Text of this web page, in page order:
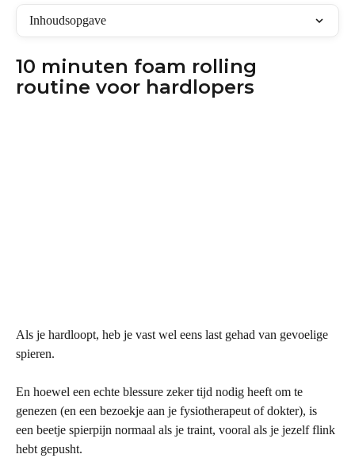
Inhoudsopgave
10 minuten foam rolling
routine voor hardlopers
Als je hardloopt, heb je vast wel eens last gehad van gevoelige
spieren.
En hoewel een echte blessure zeker tijd nodig heeft om te
genezen (en een bezoekje aan je fysiotherapeut of dokter), is
een beetje spierpijn normaal als je traint, vooral als je jezelf flink
hebt gepusht.